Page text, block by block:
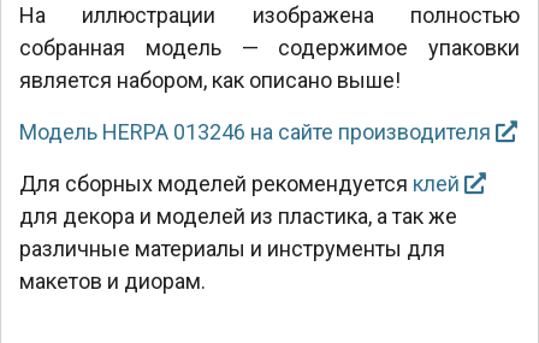
На иллюстрации изображена полностью
собранная модель — содержимое упаковки
является набором, как описано выше!
Модель HERPA 013246 на сайте производителя
Для сборных моделей рекомендуется клей
для декора и моделей из пластика, а так же
различные материалы и инструменты для
макетов и диорам.